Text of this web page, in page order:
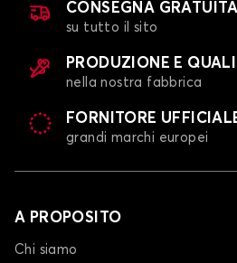
CONSEGNA
su tutto il sito
PRODUZIONE E
nella nostra fabbrica
FORNITORE
grandi marchi europei
A PROPOSITO
Chi siamo